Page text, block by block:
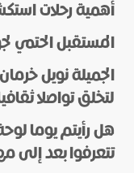
Name
*
أهمية رحلات
المستقبل الحتمي
الجميلة نويل
لتخلق تواصلا
هل رأيتم يوما
تتعرفوا بعد إلى